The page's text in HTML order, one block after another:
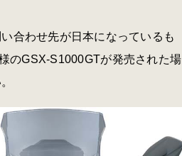
合わせ先が日本になっているも
のGSX-S1000GTが発売された場